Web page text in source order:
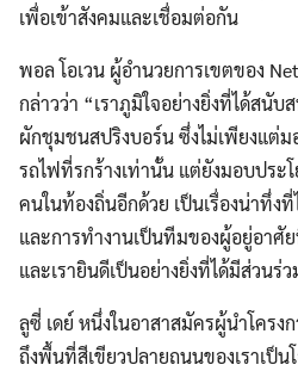
Search
for:
เพื่อเข้าสังคมและเชื่อมต่อกัน
พอล โอเวน ผู้อำนวยการเขตของ
กล่าวว่า “เราภูมิใจอย่างยิ่งที่ได้สนับ
ผักชุมชนสปริงบอร์น ซึ่งไม่เพียงแต่
รถไฟที่รกร้างเท่านั้น แต่ยังมอบประ
คนในท้องถิ่นอีกด้วย เป็นเรื่องน่าทึ่ง
และการทำงานเป็นทีมของผู้อยู่อาศั
และเรายินดีเป็นอย่างยิ่งที่ได้มีส่วนร่ว
ลูซี่ เดย์ หนึ่งในอาสาสมัครผู้นำโครง
ถึงพื้นที่สีเขียวปลายถนนของเราเป็น